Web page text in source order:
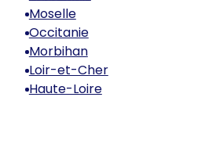
Moselle
Occitanie
Morbihan
Loir-et-Cher
Haute-Loire